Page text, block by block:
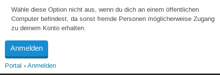
Wähle diese Option nicht aus, wenn du dich an einem öffentlichen
Computer befindest, da sonst fremde Personen möglicherweise Zugang
zu deinem Konto erhalten.
Portal Anmelden